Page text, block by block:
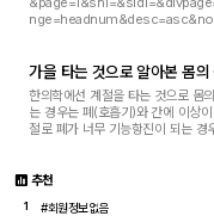
가을 타는 것으로 알아본 몸의
한의학에선 계절을 타는 것으로 몸
는 경우는 폐(호흡기)와 간에 이상
절로 폐가 너무 기능항진이 되는 경
추천
1 #회원정보없음